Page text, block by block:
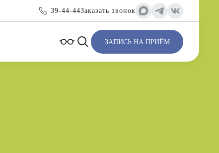
39-44-44Заказать звонок
ЗАПИСЬ НА ПРИЁМ